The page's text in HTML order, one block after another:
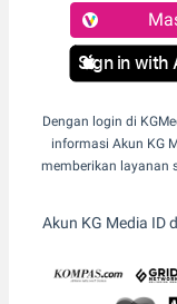
Sign in with
Dengan login di
informasi Akun KG
memberikan layanan
Akun KG Media ID